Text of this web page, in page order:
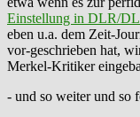
Einstellung in DLR/
eben u.a. dem Zeit-
vor-geschrieben hat,
Merkel-Kritiker
- und so weiter und so